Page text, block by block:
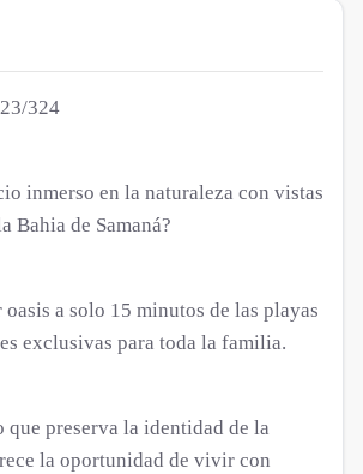
324
inmerso en la naturaleza con vistas
Bahia de Samaná?
a solo 15 minutos de las playas
exclusivas para toda la familia.
que preserva la identidad de la
la oportunidad de vivir con